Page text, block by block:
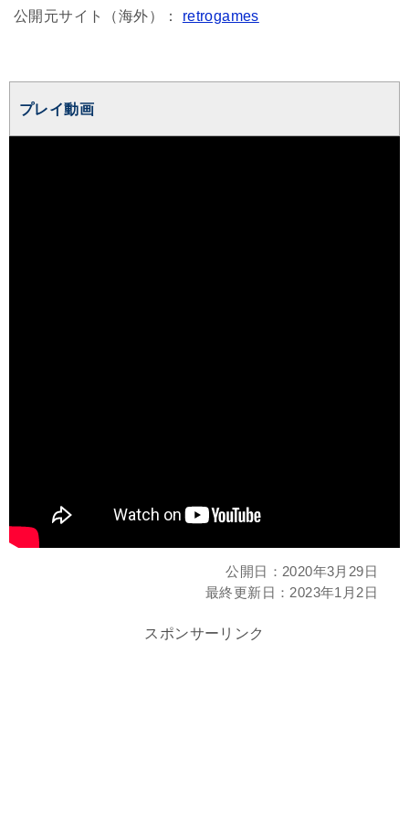
公開元サイト（海外）： retrogames
プレイ動画
公開日： 2020年3月29日
最終更新日： 2023年1月2日
スポンサーリンク